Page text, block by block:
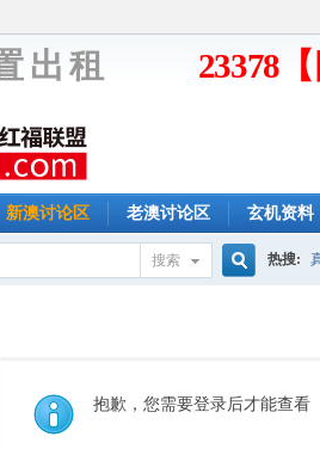
出 租 23378
新澳讨论区 老澳讨论区 玄机资料
搜索
索
热搜:
抱歉，您需要登录后才能查看